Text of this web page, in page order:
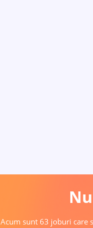
Acum sunt 63 joburi care